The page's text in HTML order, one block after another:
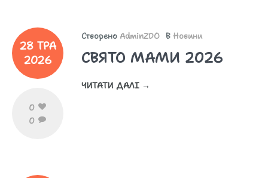
28 ТРА
2026
0
0
Створено AdminZDO В Новини
СВЯТО МАМИ 2026
ЧИТАТИ ДАЛІ →